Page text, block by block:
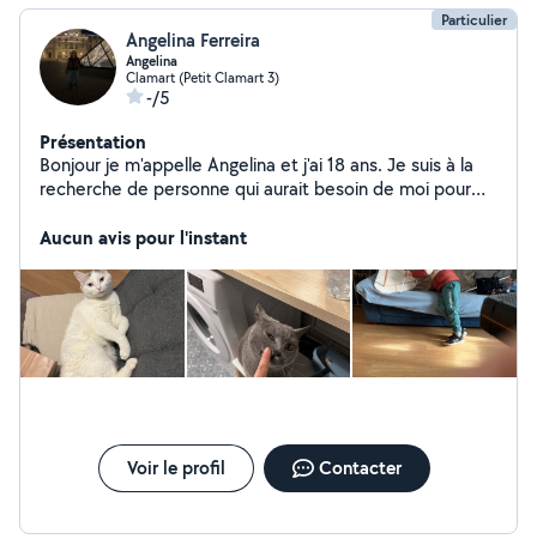
Particulier
Angelina Ferreira
Angelina
Clamart (Petit Clamart 3)
-/5
Présentation
Bonjour je m'appelle Angelina et j'ai 18 ans. Je suis à la
recherche de personne qui aurait besoin de moi pour
baby-sitting. Je suis aussi intéressée pour rendre d'autre
Aucun avis pour l'instant
Voir le profil Contacter